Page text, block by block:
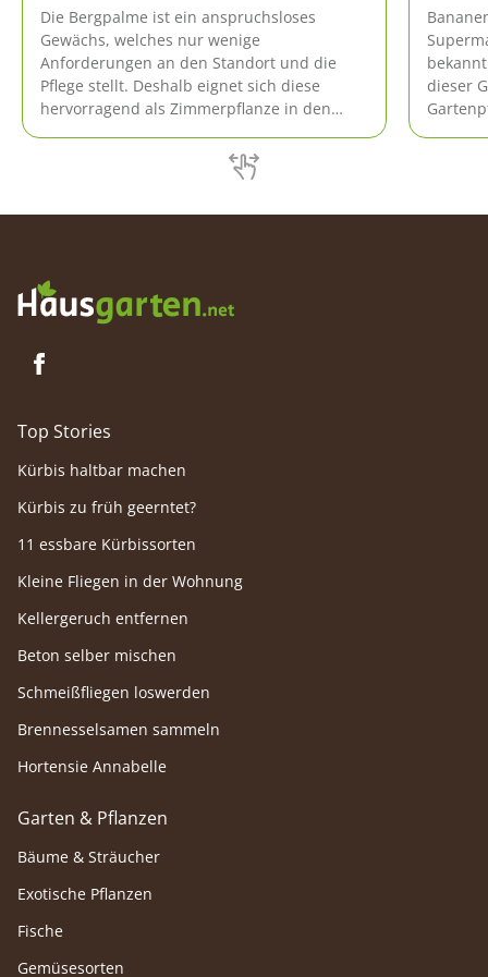
Die Bergpalme ist ein anspruchsloses
Gewächs, welches nur wenige
Anforderungen an den Standort und die
Pflege stellt. Deshalb eignet sich diese
hervorragend als Zimmerpflanze in den
sind gewisse Fehler bei der Pflege zu
vermeiden, damit diese aparte Palme gut
dieser
Top Stories
Kürbis haltbar machen
Kürbis zu früh geerntet?
11 essbare Kürbissorten
Kleine Fliegen in der Wohnung
Kellergeruch entfernen
Beton selber mischen
Schmeißfliegen loswerden
Brennesselsamen sammeln
Hortensie Annabelle
Garten & Pflanzen
Bäume & Sträucher
Exotische Pflanzen
Fische
Gemüsesorten